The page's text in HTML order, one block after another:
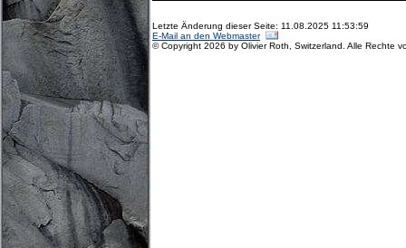
Letzte Änderung dieser Seite: 11.08.2025 11:53:59
E-Mail an den Webmaster
© Copyright 2026 by Olivier Roth, Switzerland. Alle Rechte